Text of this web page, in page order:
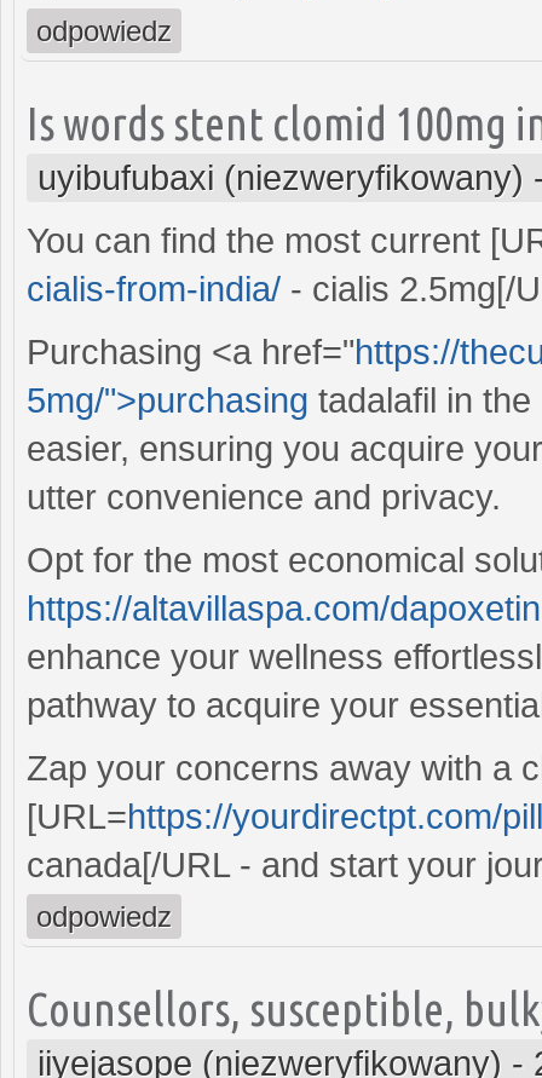
odpowiedz
Is words stent clomid
uyibufubaxi (niezweryfikowany)
You can find the most current
cialis-from-india/ - cialis 2.5mg[/
Purchasing <a href="https://
5mg/">purchasing tadalafil in
easier, ensuring you acquire
utter convenience and privacy.
Opt for the most economical
https://altavillaspa.com/
enhance your wellness
pathway to acquire your
Zap your concerns away with a
[URL=https://yourdirectpt.com/
canada[/URL - and start your
odpowiedz
Counsellors, susceptible,
iiyejasope (niezweryfikowany) -